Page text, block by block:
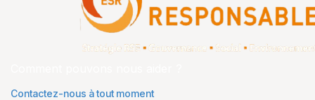
Contactez-nous à tout moment